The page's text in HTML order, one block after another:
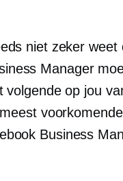
niet zeker weet
Manager
volgende op jou
Business